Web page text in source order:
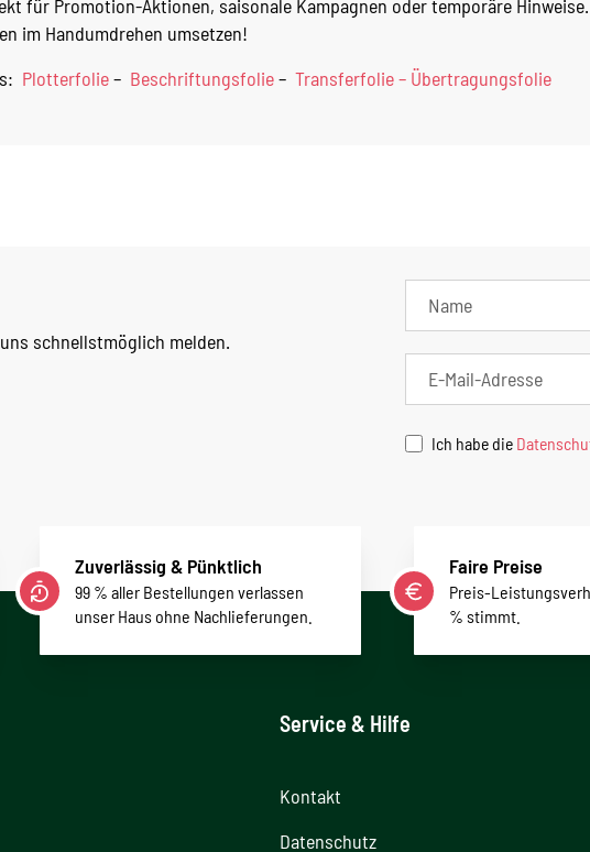
für Promotion-Aktionen, saisonale Kampagnen oder temporäre
im Handumdrehen umsetzen!
Plotterfolie– Beschriftungsfolie– Transferfolie – Übertragungsfolie
schnellstmöglich melden.
Ich habe die
Zuverlässig & Pünktlich
99 % aller Bestellungen verlassen
unser Haus ohne Nachlieferungen.
Faire Preise
Preis-
% stimmt.
Service & Hilfe
Kontakt
Datenschutz